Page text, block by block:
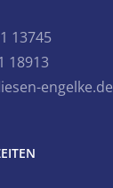
13745
18913
engelke.de